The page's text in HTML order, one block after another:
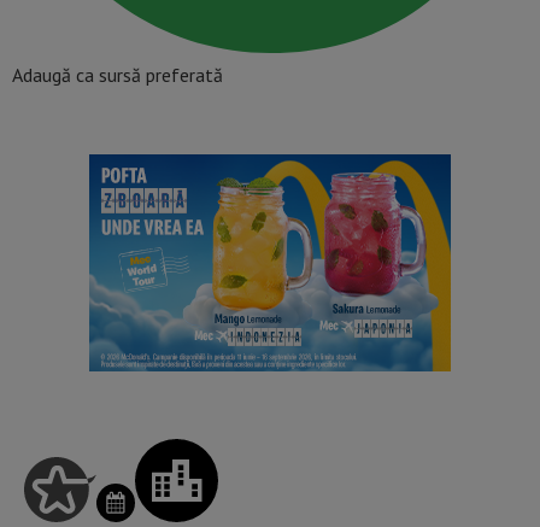
Adaugă ca sursă preferată